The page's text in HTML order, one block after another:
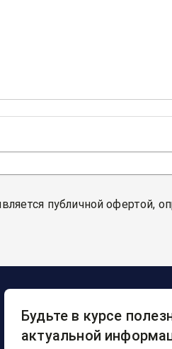
публичной офертой,
Будьте в курсе
актуальной